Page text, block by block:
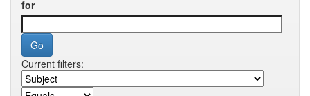
for
Current filters: